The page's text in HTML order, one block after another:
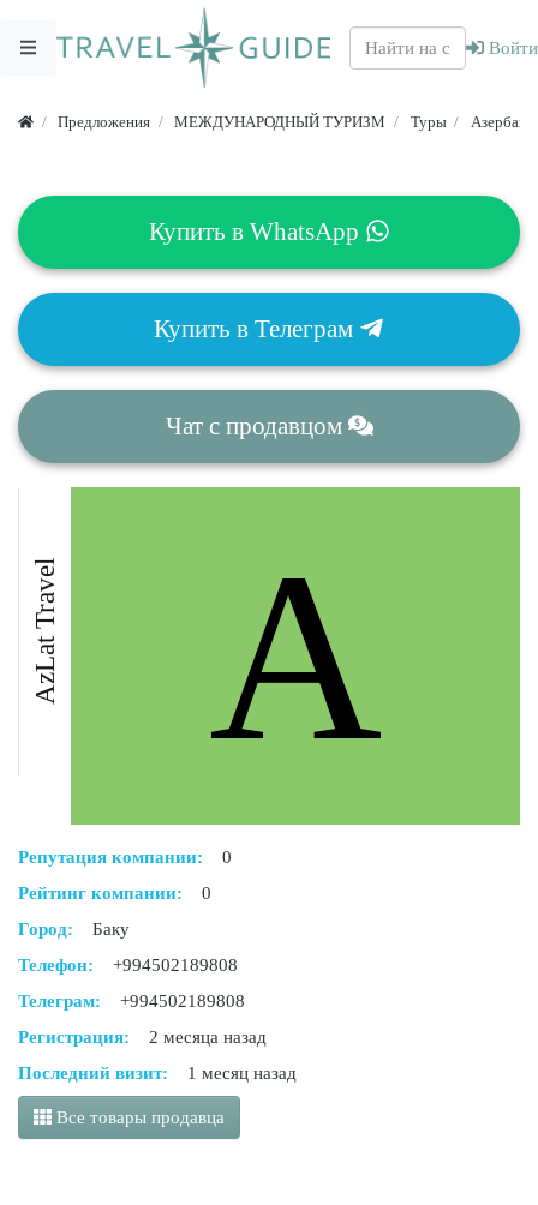
Войти
Предложения МЕЖДУНАРОДНЫЙ ТУРИЗМ Туры
Купить в WhatsApp
Купить в Телеграм
Чат с продавцом
AzLat Travel A
Репутация компании:
0
Рейтинг компании:
0
Город:
Баку
Телефон:
+994502189808
Телеграм:
+994502189808
Регистрация:
2 месяца назад
Последний визит:
1 месяц назад
Все товары продавца